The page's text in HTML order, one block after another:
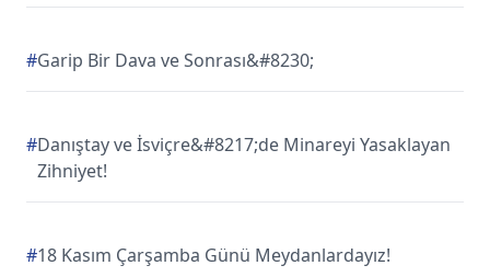
#Garip Bir Dava ve Sonrası&#8230;
#Danıştay ve İsviçre&#8217;de Minareyi Yasaklayan
Zihniyet!
#18 Kasım Çarşamba Günü Meydanlardayız!